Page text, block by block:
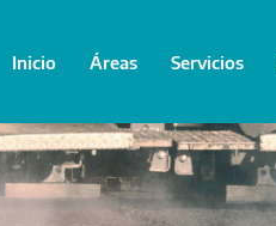
Inicio Áreas Servicios